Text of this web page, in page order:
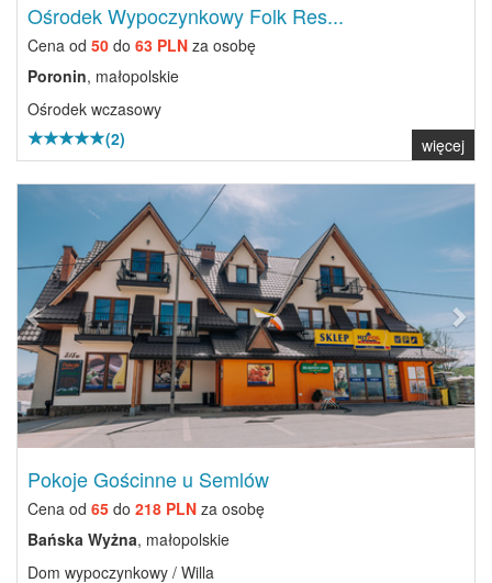
Ośrodek Wypoczynkowy Folk Res...
Cena od 50 do 63 PLN za osobę
Poronin, małopolskie
Ośrodek wczasowy
(2)
więcej
Previous Next
Pokoje Gościnne u Semlów
Cena od 65 do 218 PLN za osobę
Bańska Wyżna, małopolskie
Dom wypoczynkowy / Willa